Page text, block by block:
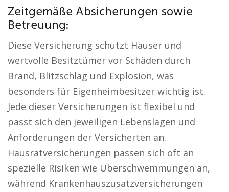
Zeitgemäße Absicherungen sowie
Betreuung:
Diese Versicherung schützt Häuser und
wertvolle Besitztümer vor Schäden durch
Brand, Blitzschlag und Explosion, was
besonders für Eigenheimbesitzer wichtig ist.
Jede dieser Versicherungen ist flexibel und
passt sich den jeweiligen Lebenslagen und
Anforderungen der Versicherten an.
Hausratversicherungen passen sich oft an
spezielle Risiken wie Überschwemmungen an,
während Krankenhauszusatzversicherungen